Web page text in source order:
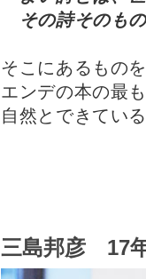
その詩そのも
そこにあるもの
エンデの本の最
自然とできてい
三島邦彦 17